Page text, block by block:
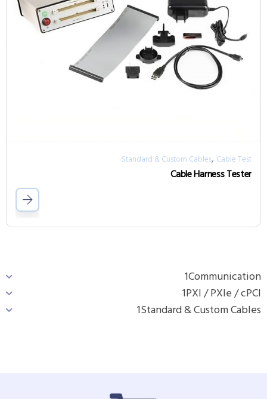
Communication
1
PXI / PXIe / cPCI
1
Standard & Custom Cables
1
Standard & Custom Cables, Cable Test
Cable Harness Tester